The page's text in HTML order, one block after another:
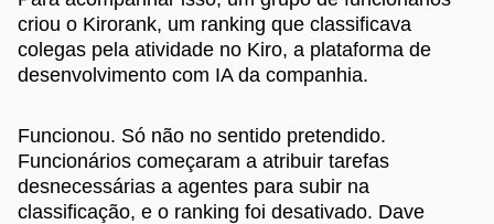
criou o Kirorank, um ranking que classificava
colegas pela atividade no Kiro, a plataforma de
desenvolvimento com IA da companhia.
Funcionou. Só não no sentido pretendido.
Funcionários começaram a atribuir tarefas
desnecessárias a agentes para subir na
classificação, e o ranking foi desativado. Dave